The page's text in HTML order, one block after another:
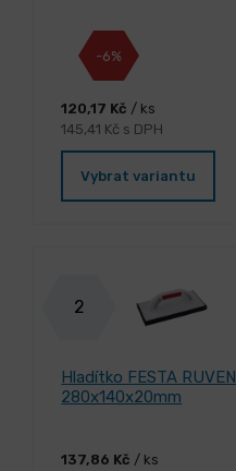
-6%
120,17 Kč / ks
145,41 Kč s DPH
Vybrat variantu
2
Hladítko FESTA RUVEN
280x140x20mm
137,86 Kč / ks